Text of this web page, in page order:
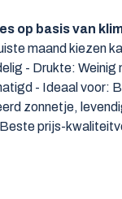
op basis van
maand kiezen
- Drukte:
- Ideaal voor:
zonnetje,
prijs-